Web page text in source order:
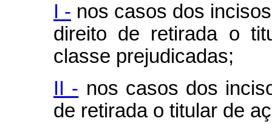
I - nos casos dos
direito de retirada o
classe prejudicadas;
II - nos casos dos
de retirada o titular de